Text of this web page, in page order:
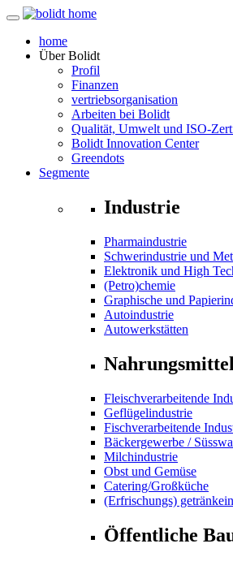
home
ÜberBolidt
Profil
Finanzen
vertriebsorganisation
Arbeiten bei Bolidt
Qualität, Umwelt und ISO-
Bolidt Innovation Center
Greendots
Segmente
Industrie
Pharmaindustrie
Schwerindustrie und
Elektronik und High
(Petro)chemie
Graphische und
Autoindustrie
Autowerkstätten
Nahrungsmittel
Fleischverarbeitende
Geflügelindustrie
Fischverarbeitende
Bäckergewerbe /
Milchindustrie
Obst und Gemüse
Catering/Großküche
(Erfrischungs)
Öffentliche